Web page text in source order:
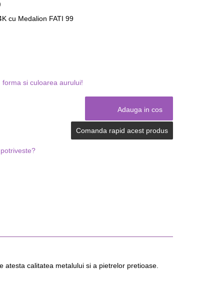
cu Medalion FATI 99
si culoarea aurului!
Comanda rapid acest produs
calitatea metalului si a pietrelor pretioase.